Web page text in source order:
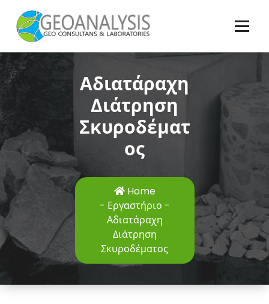
content
Αδιατάραχη
Διάτρηση
Σκυροδέματ
ος
Home
- Εργαστήριο -
Αδιατάραχη
Διάτρηση
Σκυροδέματος